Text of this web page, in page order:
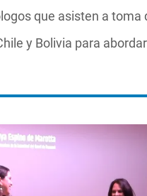
que asisten a toma
y Bolivia para